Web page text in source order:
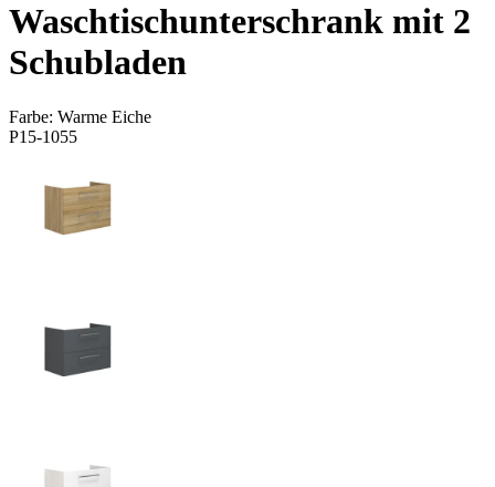
Waschtischunterschrank mit 2
Schubladen
Farbe: Warme Eiche
P15-1055